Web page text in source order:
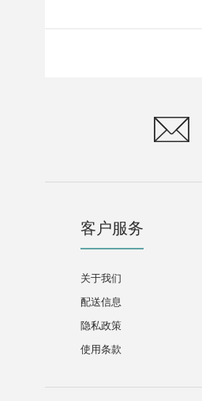
客户服务
关于我们
配送信息
隐私政策
使用条款